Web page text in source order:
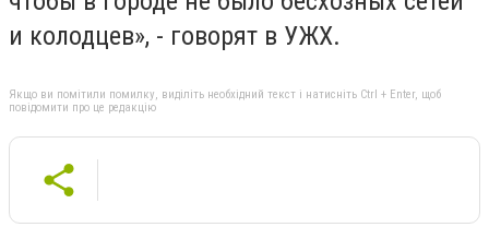
и колодцев», - говорят в УЖХ.
Якщо ви помітили помилку, виділіть необхідний текст і натисніть Ctrl + Enter, щоб
повідомити про це редакцію